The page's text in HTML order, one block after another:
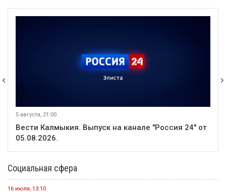
5 августа, 21:00
Вести Калмыкия. Выпуск на канале "Россия 24" от
05.08.2026.
Социальная сфера
16 июля, 13:10